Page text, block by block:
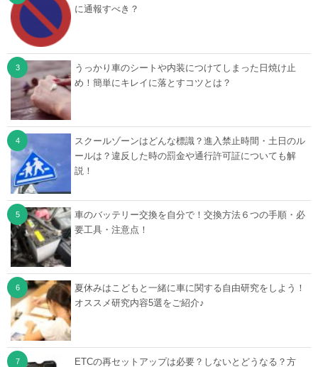
に通報すべき？
うっかり車のシートや内装につけてしまった日焼け止
め！簡単にキレイに落とすコツとは？
スクールゾーンはどんな標識？進入禁止時間・土日のル
ールは？違反した時の罰金や通行許可証についても解
説！
車のバッテリー交換を自分で！交換方法６つの手順・必
要工具・注意点！
夏休みはこどもと一緒に車に関する自由研究をしよう！
オススメ研究内容5選をご紹介♪
ETCの再セットアップは必要？しないとどうなる？方